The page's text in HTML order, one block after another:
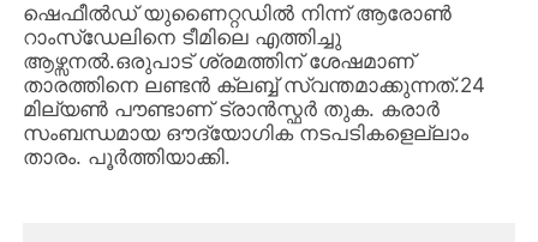
ഷെഫീൽഡ് യുണൈറ്റഡിൽ നിന്ന് ആരോൺ
റാംസ്‌ഡേലിനെ ടീമിലെ എത്തിച്ചു
ആഴ്സനൽ.ഒരുപാട് ശ്രമത്തിന് ശേഷമാണ്
താരത്തിനെ ലണ്ടൻ ക്ലബ്ബ് സ്വന്തമാക്കുന്നത്.24
മില്യൺ പൗണ്ടാണ് ട്രാൻസ്ഫർ തുക. കരാർ
സംബന്ധമായ ഔദ്യോഗിക നടപടികളെല്ലാം
താരം. പൂർത്തിയാക്കി.